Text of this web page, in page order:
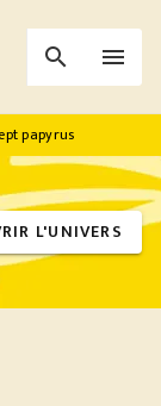
search menu
papyrus
L'UNIVERS